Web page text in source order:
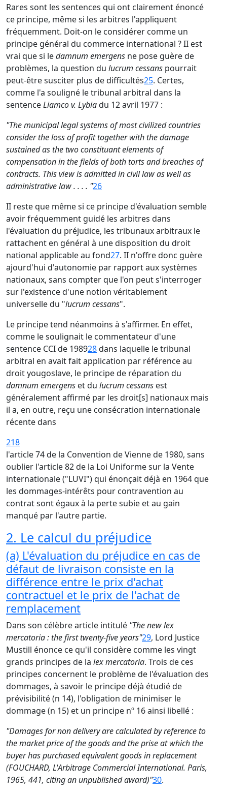
Rares sont les sentences qui ont clairement énoncé
ce principe, même si les arbitres l'appliquent
fréquemment. Doit-on le considérer comme un
principe général du commerce international ? II est
vrai que si ledamnum emergens ne pose guère de
problèmes, la question du lucrum cessans pourrait
peut-être susciter plus de difficultés25. Certes,
comme l'a souligné le tribunal arbitral dans la
sentenceLiamco v. Lybiadu 12 avril 1977 :
"The municipal legal systems of most civilized countries
consider the loss of profit together with the damage
sustained as the two constituant elements of
compensation in the fields of both torts and breaches of
contracts. This view is admitted in civil law as well as
administrative law . . . . "26
II reste que même si ce principe d'évaluation semble
avoir fréquemment guidé les arbitres dans
l'évaluation du préjudice, les tribunaux arbitraux le
rattachent en général à une disposition du droit
national applicable au fond27. II n'offre donc guère
ajourd'hui d'autonomie par rapport aux systèmes
nationaux, sans compter que l'on peut s'interroger
sur l'existence d'une notion véritablement
universelle du "lucrum cessans".
Le principe tend néanmoins à s'affirmer. En effet,
comme le soulignait le commentateur d'une
sentence CCI de 198928dans laquelle le tribunal
arbitral en avait fait application par référence au
droit yougoslave, le principe de réparation du
damnum emergens et du lucrum cessans est
généralement affirmé par les droit[s] nationaux mais
il a, en outre, reçu une consécration internationale
récente dans
218
l'article 74 de la Convention de Vienne de 1980, sans
oublier l'article 82 de la Loi Uniforme sur la Vente
internationale ("LUVI") qui énonçait déjà en 1964 que
les dommages-intérêts pour contravention au
contrat sont égaux à la perte subie et au gain
manqué par l'autre partie.
2. Le calcul du préjudice
(a) L'évaluation du préjudice en cas de
défaut de livraison consiste en la
différence entre le prix d'achat
contractuel et le prix de l'achat de
remplacement
Dans son célèbre article intitulé "The new lex
mercatoria : the first twenty-five years"29, Lord Justice
Mustill énonce ce qu'il considère comme les vingt
grands principes de la lex mercatoria. Trois de ces
principes concernent le problème de l'évaluation des
dommages, à savoir le principe déjà étudié de
prévisibilité (n 14), l'obligation de minimiser le
dommage (n 15) et un principe nº 16 ainsi libellé :
"Damages for non delivery are calculated by reference to
the market price of the goods and the prise at which the
buyer has purchased equivalent goods in replacement
(FOUCHARD, L'Arbitrage Commercial International. Paris,
1965, 441, citing an unpublished award)"30.